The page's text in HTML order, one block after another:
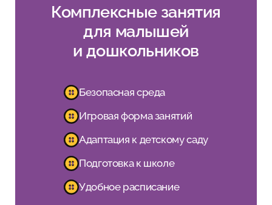
Комплексные занятия
для малышей
и дошкольников
Безопасная среда
Игровая форма занятий
Адаптация к детскому саду
Подготовка к школе
Удобное расписание